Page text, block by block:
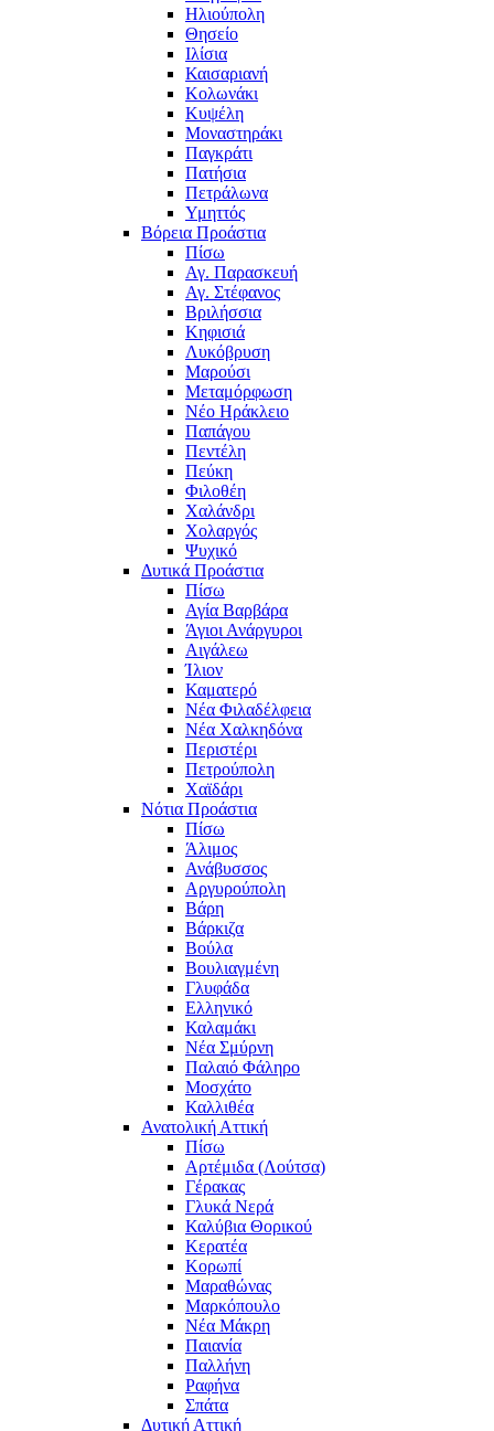
Ηλιούπολη
Θησείο
Ιλίσια
Καισαριανή
Κολωνάκι
Κυψέλη
Μοναστηράκι
Παγκράτι
Πατήσια
Πετράλωνα
Υμηττός
Βόρεια Προάστια
Πίσω
Αγ. Παρασκευή
Αγ. Στέφανος
Βριλήσσια
Κηφισιά
Λυκόβρυση
Μαρούσι
Μεταμόρφωση
Νέο Ηράκλειο
Παπάγου
Πεντέλη
Πεύκη
Φιλοθέη
Χαλάνδρι
Χολαργός
Ψυχικό
Δυτικά Προάστια
Πίσω
Αγία Βαρβάρα
Άγιοι Ανάργυροι
Αιγάλεω
Ίλιον
Καματερό
Νέα Φιλαδέλφεια
Νέα Χαλκηδόνα
Περιστέρι
Πετρούπολη
Χαϊδάρι
Νότια Προάστια
Πίσω
Άλιμος
Ανάβυσσος
Αργυρούπολη
Βάρη
Βάρκιζα
Βούλα
Βουλιαγμένη
Γλυφάδα
Ελληνικό
Καλαμάκι
Νέα Σμύρνη
Παλαιό Φάληρο
Μοσχάτο
Καλλιθέα
Ανατολική Αττική
Πίσω
Αρτέμιδα (Λούτσα)
Γέρακας
Γλυκά Νερά
Καλύβια Θορικού
Κερατέα
Κορωπί
Μαραθώνας
Μαρκόπουλο
Νέα Μάκρη
Παιανία
Παλλήνη
Ραφήνα
Σπάτα
Δυτική Αττική